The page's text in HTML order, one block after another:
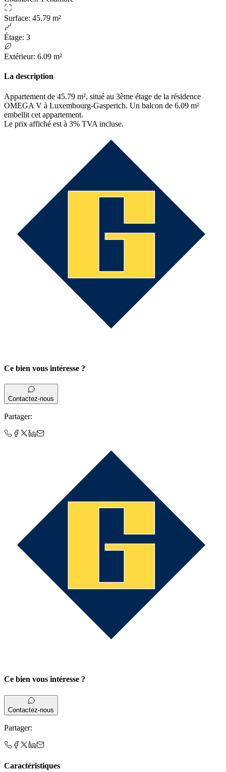
Surface: 45.79 m²
Étage: 3
Extérieur: 6.09 m²
La description
Appartement de 45.79 m², situé au 3ème étage de la résidence
OMEGA V à Luxembourg-Gasperich. Un balcon de 6.09 m²
embellit cet appartement.
Le prix affiché est à 3% TVA incluse.
Ce bien vous intéresse ?
Contactez-nous
Partager:
Ce bien vous intéresse ?
Contactez-nous
Partager:
Caractéristiques